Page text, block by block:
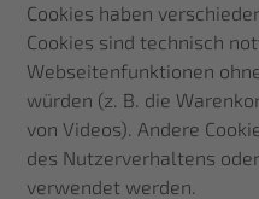
Cookies haben
Cookies sind technisch
Webseitenfunktionen
würden (z. B. die
von Videos). Andere
des Nutzerverhaltens
verwendet werden.